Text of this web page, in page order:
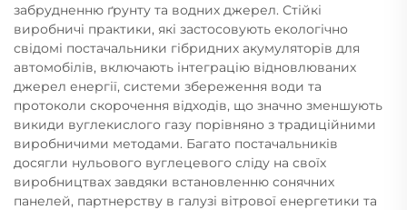
забрудненню ґрунту та водних джерел. Стійкі
виробничі практики, які застосовують екологічно
свідомі постачальники гібридних акумуляторів для
автомобілів, включають інтеграцію відновлюваних
джерел енергії, системи збереження води та
протоколи скорочення відходів, що значно зменшують
викиди вуглекислого газу порівняно з традиційними
виробничими методами. Багато постачальників
досягли нульового вуглецевого сліду на своїх
виробництвах завдяки встановленню сонячних
панелей, партнерству в галузі вітрової енергетики та